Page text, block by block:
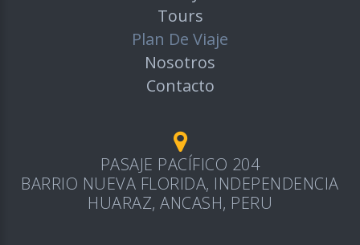
Tours
Plan De Viaje
Nosotros
Contacto
PASAJE PACÍFICO 204
BARRIO NUEVA FLORIDA, INDEPENDENCIA
HUARAZ, ANCASH, PERU